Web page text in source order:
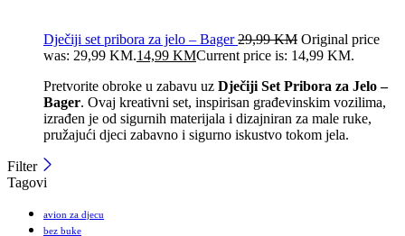
Dječiji set pribora za jelo – Bager29,99KM Original price
was: 29,99 KM.14,99 KMCurrent price is: 14,99 KM.
Pretvorite obroke u zabavu uz Dječiji Set Pribora za Jelo –
Bager. Ovaj kreativni set, inspirisan građevinskim vozilima,
izrađen je od sigurnih materijala i dizajniran za male ruke,
pružajući djeci zabavno i sigurno iskustvo tokom jela.
Filter
Tagovi
avion za djecu
bez buke